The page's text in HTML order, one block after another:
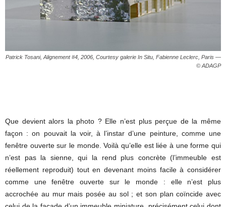
Patrick Tosani, Alignement #4, 2006, Courtesy galerie In Situ, Fabienne Leclerc, Paris —
© ADAGP
Que devient alors la photo ? Elle n’est plus perçue de la même
façon : on pouvait la voir, à l’instar d’une peinture, comme une
fenêtre ouverte sur le monde. Voilà qu’elle est liée à une forme qui
n’est pas la sienne, qui la rend plus concrète (l’immeuble est
réellement reproduit) tout en devenant moins facile à considérer
comme une fenêtre ouverte sur le monde : elle n’est plus
accrochée au mur mais posée au sol ; et son plan coïncide avec